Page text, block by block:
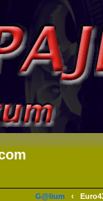
G@lium ‹